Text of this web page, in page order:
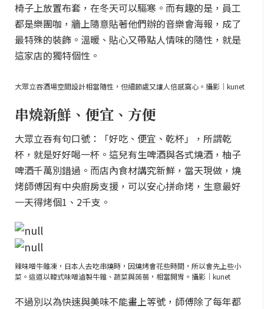
椅子上放置布套，在冬天可以驅寒。而有趣的是，員工
都是樂團咖，牆上隨意貼著他們辦的音樂會海報，成了
最特殊的裝飾。溫暖、貼心又帶點人情味的隨性，就是
這家店的獨特個性。
大眾立吞酒場空間設計相當隨性，但細節處又讓人倍感窩心。攝影｜kunet
串燒新鮮、便宜、方便
大眾立吞有句口號：「好吃、便宜、乾杯」，所謂乾
杯，就是好好喝一杯。這兒有生啤酒與各式燒酒，柚子
啤酒千萬別錯過。而店內食材講究新鮮，當天現做，燒
烤師傅因有中央廚房支援，可以安心拼命烤，生意最好
一天得烤個1、2千支。
辣味噌牛雜凍，日本人去吃串燒時，因燒烤會花些時間，所以會先上些小
菜。這道以韓式味噌滷製牛雜、蔬菜與蒟蒻，相當開胃。攝影｜kunet
不過別以為快速與美味不能畫上等號，師傅除了每年都